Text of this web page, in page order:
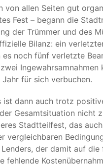
von allen Seiten gut
Fest – begann die
der Trümmer und des
Bilanz: ein
es noch fünf verletzte
Ingewahrsamnahmen
für sich verbuchen.
ist dann auch trotz
Gesamtsituation nicht
Stadtteilfest, das
vergleichbaren
der damit auf die
fehlende